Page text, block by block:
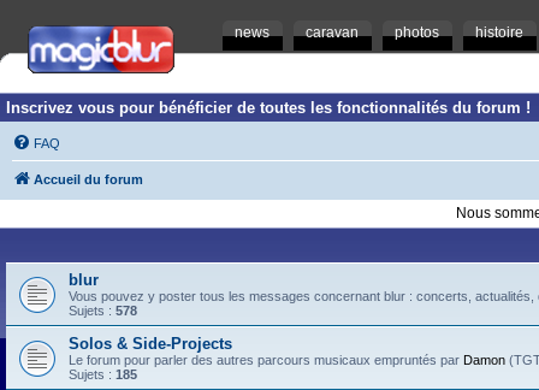
news caravan photos histoire
Inscrivez vous pour bénéficier de toutes les fonctionnalités du forum !
FAQ
Accueil du forum
Nous
blur
Vous pouvez y poster tous les messages concernant blur : concerts,
Sujets : 578
Solos & Side-Projects
Le forum pour parler des autres parcours musicaux empruntés par Damon
Sujets : 185